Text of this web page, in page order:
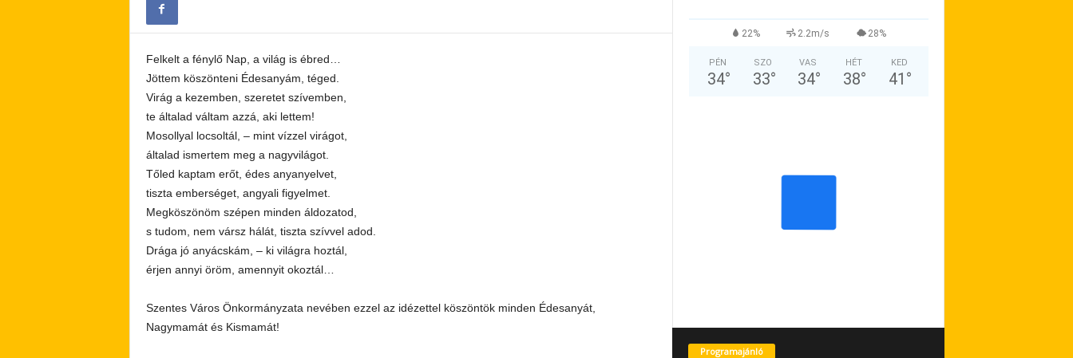
Felkelt a fénylő Nap, a világ is ébred…
Jöttem köszönteni Édesanyám, téged.
Virág a kezemben, szeretet szívemben,
te általad váltam azzá, aki lettem!
Mosollyal locsoltál, – mint vízzel virágot,
általad ismertem meg a nagyvilágot.
Tőled kaptam erőt, édes anyanyelvet,
tiszta emberséget, angyali figyelmet.
Megköszönöm szépen minden áldozatod,
s tudom, nem vársz hálát, tiszta szívvel adod.
Drága jó anyácskám, – ki világra hoztál,
érjen annyi öröm, amennyit okoztál…
Szentes Város Önkormányzata nevében ezzel az idézettel köszöntök minden Édesanyát,
Nagymamát és Kismamát!
22% 2.2m/s 28%
PÉN
34°
SZO
33°
VAS
34°
HÉT
38°
KED
41 °
Programajánló